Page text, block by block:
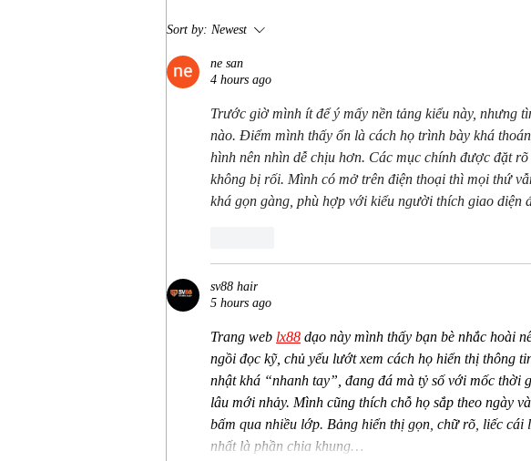
America’s 250th Birthday
City: Plan Your Branson
Getaway
Sort by: Newest
ne san
4 hours ago
Trước giờ mình ít để ý mấy nền tảng kiểu này, nhưng
nào. Điểm mình thấy ổn là cách họ trình bày khá
hình nên nhìn dễ chịu hơn. Các mục chính được đặt
không bị rối. Mình có mở trên điện thoại thì mọi thứ
khá gọn gàng, phù hợp với kiểu người thích giao diện
sv88 hair
5 hours ago
Trang web lx88 dạo này mình thấy bạn bè nhắc hoài
ngồi đọc kỹ, chủ yếu lướt xem cách họ hiển thị thông
nhật khá “nhanh tay”, đang đá mà tỷ số với mốc
lâu mới nhảy. Mình cũng thích chỗ họ sắp theo ngày
bấm qua nhiều lớp. Bảng hiển thị gọn, chữ rõ, liếc cái
nhất là phần chia khung…